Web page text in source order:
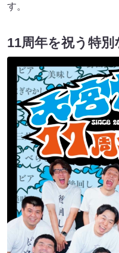
す。
11周年を祝う特別